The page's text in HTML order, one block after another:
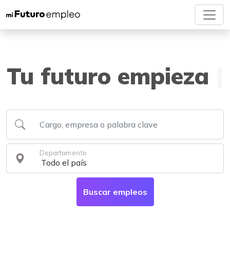
Tu futuro empieza
Cargo, empresa o palabra clave
Departamento